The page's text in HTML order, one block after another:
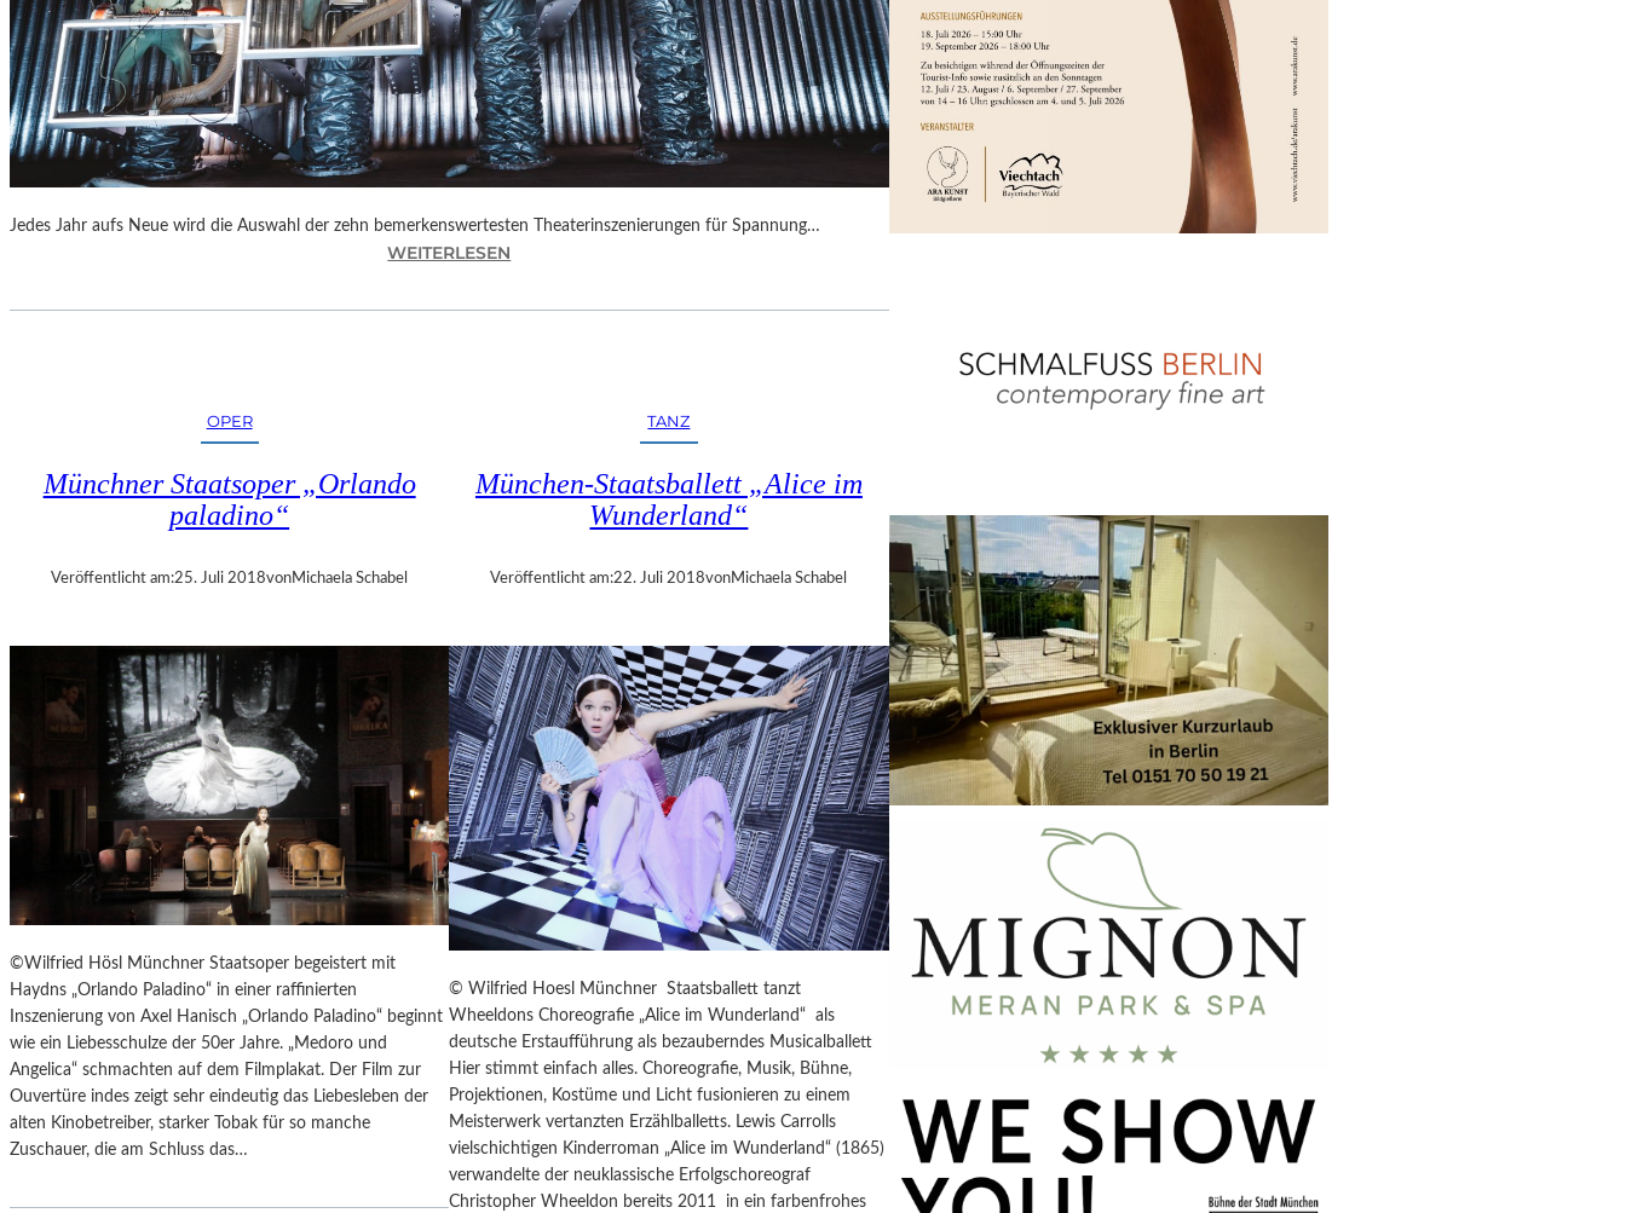
T
W
E
R
D
E
N
Jedes Jahr aufs Neue wird die Auswahl der zehn bemerkenswertesten Theaterinszenierungen für Spannung…
WEITERLESEN
E
6
T
A
T
E
R
T
R
E
F
F
E
“
E
R
B
E
R
L
I
N
OPER
Münchner Staatsoper „Orlando
paladino“
Veröffentlicht am:25. Juli 2018vonMichaela Schabel
©Wilfried Hösl Münchner Staatsoper begeistert mit
Haydns „Orlando Paladino“ in einer raffinierten
Inszenierung von Axel Hanisch „Orlando Paladino“ beginnt
wie ein Liebesschulze der 50er Jahre. „Medoro und
Angelica“ schmachten auf dem Filmplakat. Der Film zur
Ouvertüre indes zeigt sehr eindeutig das Liebesleben der
alten Kinobetreiber, starker Tobak für so manche
Zuschauer, die am Schluss das…
TANZ
München-Staatsballett „Alice im
Wunderland“
Veröffentlicht am:22. Juli 2018vonMichaela Schabel
© Wilfried Hoesl Münchner Staatsballett tanzt
Wheeldons Choreografie „Alice im Wunderland“ als
deutsche Erstaufführung als bezauberndes Musicalballett
Hier stimmt einfach alles. Choreografie, Musik, Bühne,
Projektionen, Kostüme und Licht fusionieren zu einem
Meisterwerk vertanzten Erzählballetts. Lewis Carrolls
vielschichtigen Kinderroman „Alice im Wunderland“ (1865)
verwandelte der neuklassische Erfolgschoreograf
Christopher Wheeldon bereits 2011 in ein farbenfrohes